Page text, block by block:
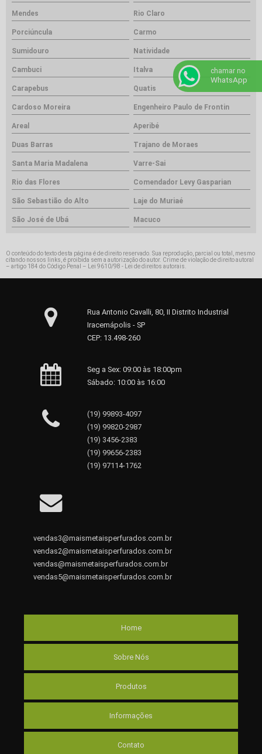
Mendes Rio Claro
Porciúncula Carmo
Sumidouro Natividade
Cambuci Italva
Carapebus Quatis
Cardoso Moreira Engenheiro Paulo de Frontin
Areal Aperibé
Duas Barras Trajano de Moraes
Santa Maria Madalena Varre-Sai
Rio das Flores Comendador Levy Gasparian
São Sebastião do Alto Laje do Muriaé
São José de Ubá Macuco
O conteúdo do texto desta página é de direito reservado. Sua reprodução, parcial ou total, mesmo
citando nossos links, é proibida sem a autorização do autor. Crime de violação de direito autoral
– artigo 184 do Código Penal –
Lei 9610/98 - Lei de direitos autorais
Rua Antonio Cavalli, 80, II Distrito Industrial
Iracemápolis - SP
CEP: 13.498-260
Seg a Sex: 09:00 às 18:00pm
Sábado: 10:00 às 16:00
(19) 99893-4097
(19) 99820-2987
(19) 3456-2383
(19) 99656-2383
(19) 97114-1762
vendas3@maismetaisperfurados.com.br
vendas2@maismetaisperfurados.com.br
vendas@maismetaisperfurados.com.br
vendas5@maismetaisperfurados.com.br
Home
Sobre Nós
Produtos
Informações
Contato
chamar no
WhatsApp